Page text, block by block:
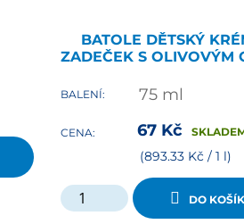
BATOLE DĚTSKÝ
ZADEČEK S OLIVOVÝM
BALENÍ: 75ml
CENA: 67 Kč
(893.33 Kč / 1 l)
DO